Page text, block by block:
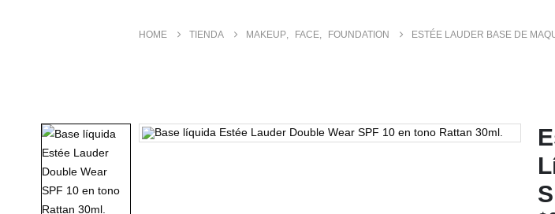
HOME TIENDA MAKEUP, FACE, FOUNDATION ESTÉE LAUDER BASE DE